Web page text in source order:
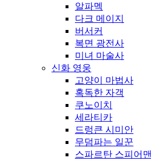
알파멕
다크 메이지
버서커
복면 광전사
미녀 마술사
신화 영웅
고양이 마법사
혹독한 자객
쿠노이치
세라티카
드렁큰 시미안
무덤파는 일꾼
스파르탄 스피어맨